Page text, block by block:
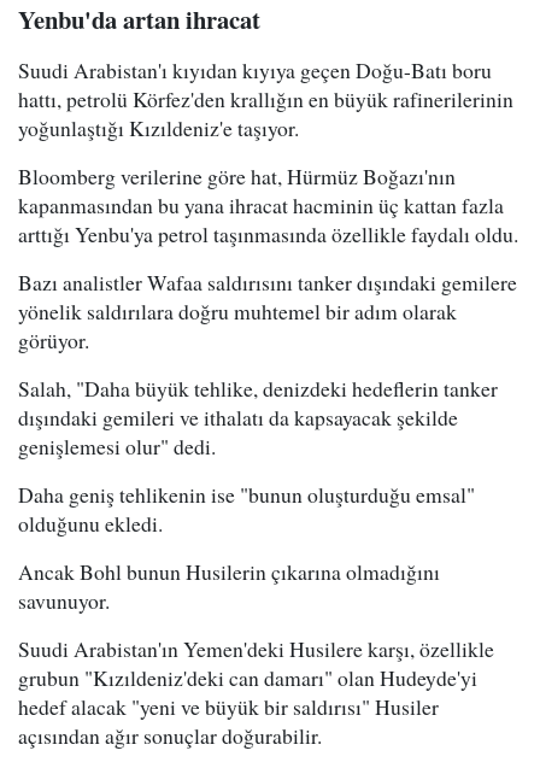
Yenbu'da artan ihracat
Suudi Arabistan'ı kıyıdan kıyıya geçen Doğu-Batı boru
hattı, petrolü Körfez'den krallığın en büyük rafinerilerinin
yoğunlaştığı Kızıldeniz'e taşıyor.
Bloomberg verilerine göre hat, Hürmüz Boğazı'nın
kapanmasından bu yana ihracat hacminin üç kattan fazla
arttığı Yenbu'ya petrol taşınmasında özellikle faydalı oldu.
Bazı analistler Wafaa saldırısını tanker dışındaki gemilere
yönelik saldırılara doğru muhtemel bir adım olarak
görüyor.
Salah, "Daha büyük tehlike, denizdeki hedeflerin tanker
dışındaki gemileri ve ithalatı da kapsayacak şekilde
genişlemesi olur" dedi.
Daha geniş tehlikenin ise "bunun oluşturduğu emsal"
olduğunu ekledi.
Ancak Bohl bunun Husilerin çıkarına olmadığını
savunuyor.
Suudi Arabistan'ın Yemen'deki Husilere karşı, özellikle
grubun "Kızıldeniz'deki can damarı" olan Hudeyde'yi
hedef alacak "yeni ve büyük bir saldırısı" Husiler
açısından ağır sonuçlar doğurabilir.